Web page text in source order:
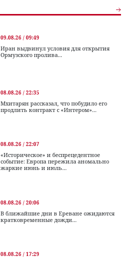
09.08.26 / 09:49
Иран выдвинул условия для открытия
Ормузского пролива...
08.08.26 / 22:35
Мхитарян рассказал, что побудило его
продлить контракт с «Интером»...
08.08.26 / 22:07
«Историческое» и беспрецедентное
событие: Европа пережила аномально
жаркие июнь и июль...
08.08.26 / 20:06
В ближайшие дни в Ереване ожидаются
кратковременные дожди...
08.08.26 / 17:29